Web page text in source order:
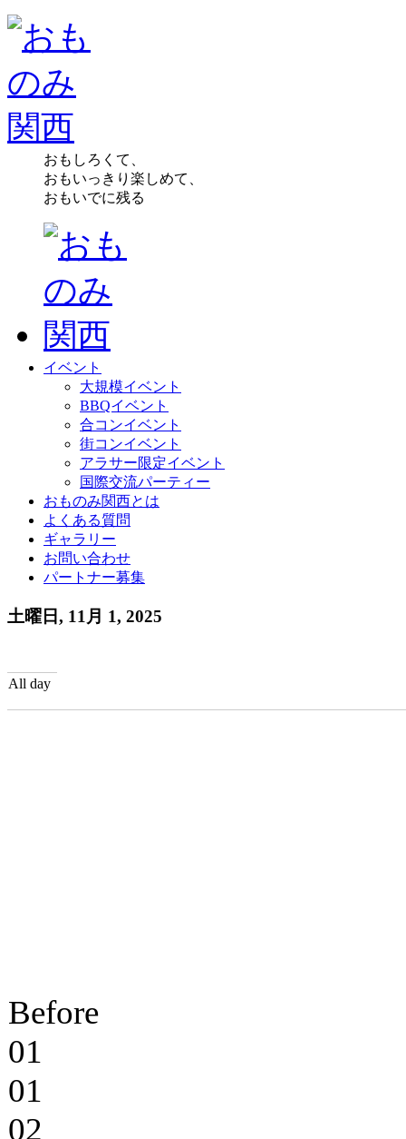
おもしろくて、
おもいっきり楽しめて、
おもいでに残る
イベント
大規模イベント
BBQイベント
合コンイベント
街コンイベント
アラサー限定イベント
国際交流パーティー
おものみ関西とは
よくある質問
ギャラリー
お問い合わせ
パートナー募集
土曜日, 11月 1, 2025
All day
Before
01
01
02